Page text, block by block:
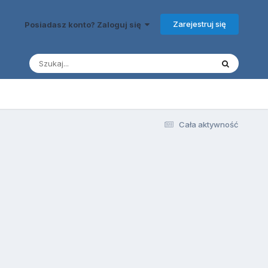
Posiadasz konto? Zaloguj się Zarejestruj się
Cała aktywność